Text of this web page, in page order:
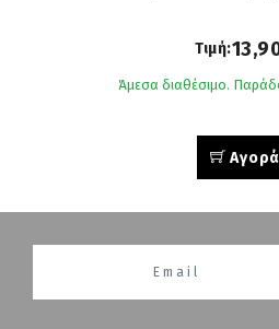
Τιμή:
Άμεσα διαθέσιμο.
Αγορά